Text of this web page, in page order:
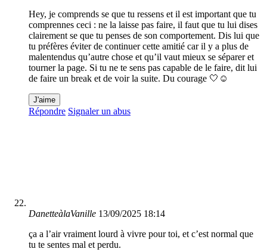
Hey, je comprends se que tu ressens et il est important que tu
comprennes ceci : ne la laisse pas faire, il faut que tu lui dises
clairement se que tu penses de son comportement. Dis lui que
tu préfères éviter de continuer cette amitié car il y a plus de
malentendus qu’autre chose et qu’il vaut mieux se séparer et
tourner la page. Si tu ne te sens pas capable de le faire, dit lui
de faire un break et de voir la suite. Du courage 🤍☺️
J'aime
Répondre Signaler un abus
DanetteàlaVanille 13/09/2025 18:14
ça a l’air vraiment lourd à vivre pour toi, et c’est normal que
tu te sentes mal et perdu.